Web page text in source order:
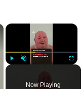
×
Now Playing